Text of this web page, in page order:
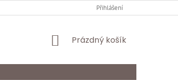
ÚDAJŮ ODSTOUPENÍ OD
Přihlášení
NÁKUPNÍ
Prázdný košík